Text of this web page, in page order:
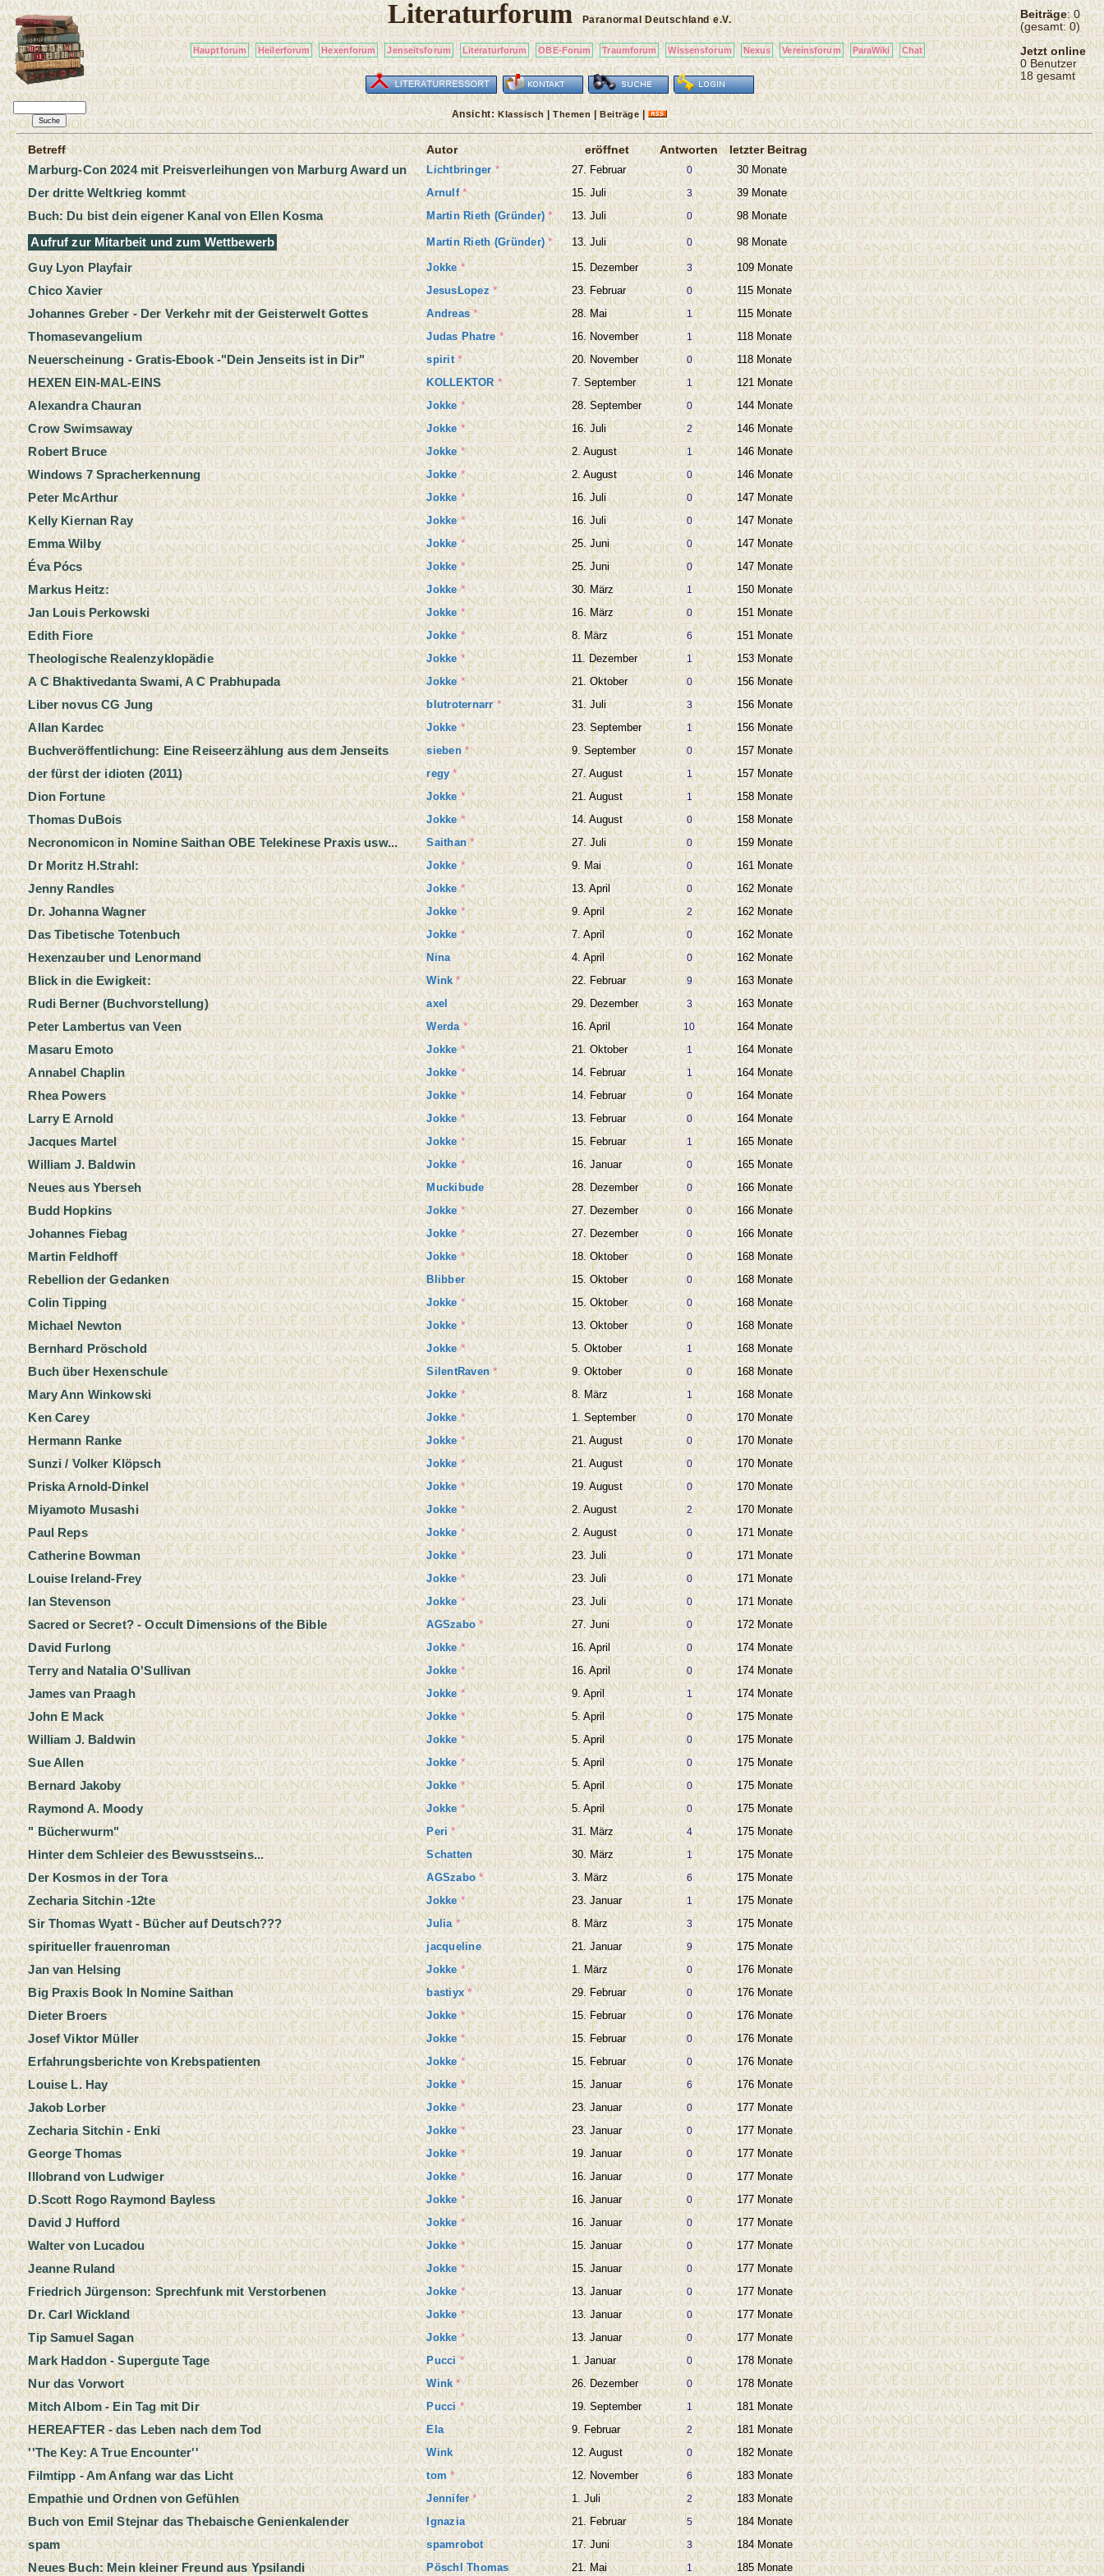
Beiträge: 0
(gesamt: 0)
Jetzt online
0 Benutzer
18 gesamt
Literaturforum Paranormal Deutschland e.V.
Hauptforum Heilerforum Hexenforum Jenseitsforum Literaturforum OBE-Forum Traumforum Wissensforum Nexus Vereinsforum ParaWiki Chat
Ansicht:Klassisch|Themen|Beiträge |
Betreff Autor eröffnet Antworten letzter Beitrag
Marburg-Con 2024 mit Preisverleihungen von Marburg Award un Lichtbringer* 27. Februar 0 30 Monate
Der dritte Weltkrieg kommt Arnulf* 15. Juli 3 39 Monate
Buch: Du bist dein eigener Kanal von Ellen Kosma Martin Rieth (Gründer) * 13. Juli 0 98 Monate
Aufruf zur Mitarbeit und zum Wettbewerb Martin Rieth (Gründer)* 13. Juli 0 98 Monate
Guy Lyon Playfair Jokke* 15. Dezember 3 109 Monate
Chico Xavier JesusLopez* 23. Februar 0 115 Monate
Johannes Greber - Der Verkehr mit der Geisterwelt Gottes Andreas* 28. Mai 1 115 Monate
Thomasevangelium Judas Phatre* 16. November 1 118 Monate
Neuerscheinung - Gratis-Ebook -"Dein Jenseits ist in Dir" spirit* 20. November 0 118 Monate
HEXEN EIN-MAL-EINS KOLLEKTOR* 7. September 1 121 Monate
Alexandra Chauran Jokke* 28. September 0 144 Monate
Crow Swimsaway Jokke* 16. Juli 2 146 Monate
Robert Bruce Jokke* 2. August 1 146 Monate
Windows 7 Spracherkennung Jokke* 2. August 0 146 Monate
Peter McArthur Jokke* 16. Juli 0 147 Monate
Kelly Kiernan Ray Jokke* 16. Juli 0 147 Monate
Emma Wilby Jokke* 25. Juni 0 147 Monate
Éva Pócs Jokke* 25. Juni 0 147 Monate
Markus Heitz: Jokke* 30. März 1 150 Monate
Jan Louis Perkowski Jokke* 16. März 0 151 Monate
Edith Fiore Jokke* 8. März 6 151 Monate
Theologische Realenzyklopädie Jokke* 11. Dezember 1 153 Monate
A C Bhaktivedanta Swami, A C Prabhupada Jokke* 21. Oktober 0 156 Monate
Liber novus CG Jung blutroternarr* 31. Juli 3 156 Monate
Allan Kardec Jokke* 23. September 1 156 Monate
Buchveröffentlichung: Eine Reiseerzählung aus dem Jenseits sieben* 9. September 0 157 Monate
der fürst der idioten (2011) regy* 27. August 1 157 Monate
Dion Fortune Jokke* 21. August 1 158 Monate
Thomas DuBois Jokke* 14. August 0 158 Monate
Necronomicon in Nomine Saithan OBE Telekinese Praxis usw... Saithan* 27. Juli 0 159 Monate
Dr Moritz H.Strahl: Jokke* 9. Mai 0 161 Monate
Jenny Randles Jokke* 13. April 0 162 Monate
Dr. Johanna Wagner Jokke* 9. April 2 162 Monate
Das Tibetische Totenbuch Jokke* 7. April 0 162 Monate
Hexenzauber und Lenormand Nina 4. April 0 162 Monate
Blick in die Ewigkeit: Wink* 22. Februar 9 163 Monate
Rudi Berner (Buchvorstellung) axel 29. Dezember 3 163 Monate
Peter Lambertus van Veen Werda* 16. April 10 164 Monate
Masaru Emoto Jokke* 21. Oktober 1 164 Monate
Annabel Chaplin Jokke* 14. Februar 1 164 Monate
Rhea Powers Jokke* 14. Februar 0 164 Monate
Larry E Arnold Jokke* 13. Februar 0 164 Monate
Jacques Martel Jokke* 15. Februar 1 165 Monate
William J. Baldwin Jokke* 16. Januar 0 165 Monate
Neues aus Yberseh Muckibude 28. Dezember 0 166 Monate
Budd Hopkins Jokke* 27. Dezember 0 166 Monate
Johannes Fiebag Jokke * 27. Dezember 0 166 Monate
Martin Feldhoff Jokke* 18. Oktober 0 168 Monate
Rebellion der Gedanken Blibber 15. Oktober 0 168 Monate
Colin Tipping Jokke* 15. Oktober 0 168 Monate
Michael Newton Jokke* 13. Oktober 0 168 Monate
Bernhard Pröschold Jokke* 5. Oktober 1 168 Monate
Buch über Hexenschule SilentRaven* 9. Oktober 0 168 Monate
Mary Ann Winkowski Jokke* 8. März 1 168 Monate
Ken Carey Jokke* 1. September 0 170 Monate
Hermann Ranke Jokke* 21. August 0 170 Monate
Sunzi / Volker Klöpsch Jokke* 21. August 0 170 Monate
Priska Arnold-Dinkel Jokke* 19. August 0 170 Monate
Miyamoto Musashi Jokke* 2. August 2 170 Monate
Paul Reps Jokke * 2. August 0 171 Monate
Catherine Bowman Jokke* 23. Juli 0 171 Monate
Louise Ireland-Frey Jokke* 23. Juli 0 171 Monate
Ian Stevenson Jokke* 23. Juli 0 171 Monate
Sacred or Secret? - Occult Dimensions of the Bible AGSzabo * 27. Juni 0 172 Monate
David Furlong Jokke* 16. April 0 174 Monate
Terry and Natalia O'Sullivan Jokke* 16. April 0 174 Monate
James van Praagh Jokke* 9. April 1 174 Monate
John E Mack Jokke* 5. April 0 175 Monate
William J. Baldwin Jokke* 5. April 0 175 Monate
Sue Allen Jokke * 5. April 0 175 Monate
Bernard Jakoby Jokke* 5. April 0 175 Monate
Raymond A. Moody Jokke* 5. April 0 175 Monate
" Bücherwurm" Peri* 31. März 4 175 Monate
Hinter dem Schleier des Bewusstseins... Schatten 30. März 1 175 Monate
Der Kosmos in der Tora AGSzabo* 3. März 6 175 Monate
Zecharia Sitchin -12te Jokke* 23. Januar 1 175 Monate
Sir Thomas Wyatt - Bücher auf Deutsch??? Julia* 8. März 3 175 Monate
spiritueller frauenroman jacqueline 21. Januar 9 175 Monate
Jan van Helsing Jokke* 1. März 0 176 Monate
Big Praxis Book In Nomine Saithan bastiyx* 29. Februar 0 176 Monate
Dieter Broers Jokke* 15. Februar 0 176 Monate
Josef Viktor Müller Jokke* 15. Februar 0 176 Monate
Erfahrungsberichte von Krebspatienten Jokke* 15. Februar 0 176 Monate
Louise L. Hay Jokke* 15. Januar 6 176 Monate
Jakob Lorber Jokke* 23. Januar 0 177 Monate
Zecharia Sitchin - Enki Jokke* 23. Januar 0 177 Monate
George Thomas Jokke* 19. Januar 0 177 Monate
Illobrand von Ludwiger Jokke* 16. Januar 0 177 Monate
D.Scott Rogo Raymond Bayless Jokke* 16. Januar 0 177 Monate
David J Hufford Jokke* 16. Januar 0 177 Monate
Walter von Lucadou Jokke* 15. Januar 0 177 Monate
Jeanne Ruland Jokke* 15. Januar 0 177 Monate
Friedrich Jürgenson: Sprechfunk mit Verstorbenen Jokke * 13. Januar 0 177 Monate
Dr. Carl Wickland Jokke* 13. Januar 0 177 Monate
Tip Samuel Sagan Jokke* 13. Januar 0 177 Monate
Mark Haddon - Supergute Tage Pucci* 1. Januar 0 178 Monate
Nur das Vorwort Wink* 26. Dezember 0 178 Monate
Mitch Albom - Ein Tag mit Dir Pucci* 19. September 1 181 Monate
HEREAFTER - das Leben nach dem Tod Ela 9. Februar 2 181 Monate
''The Key: A True Encounter'' Wink 12. August 0 182 Monate
Filmtipp - Am Anfang war das Licht tom* 12. November 6 183 Monate
Empathie und Ordnen von Gefühlen Jennifer* 1. Juli 2 183 Monate
Buch von Emil Stejnar das Thebaische Genienkalender Ignazia 21. Februar 5 184 Monate
spam spamrobot 17. Juni 3 184 Monate
Neues Buch: Mein kleiner Freund aus Ypsilandi Pöschl Thomas 21. Mai 1 185 Monate